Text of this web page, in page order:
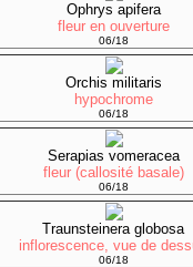
Ophrys apifera
fleur en ouverture
06/18
Orchis militaris
hypochrome
06/18
Serapias vomeracea
fleur (callosité basale)
06/18
Traunsteinera globosa
inflorescence, vue de
06/18